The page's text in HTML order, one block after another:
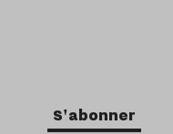
S'abonner